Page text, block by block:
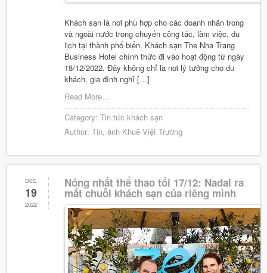
Khách sạn là nơi phù hợp cho các doanh nhân trong
và ngoài nước trong chuyến công tác, làm việc, du
lịch tại thành phố biển. Khách sạn The Nha Trang
Business Hotel chính thức đi vào hoạt động từ ngày
18/12/2022. Đây không chỉ là nơi lý tưởng cho du
khách, gia đình nghỉ […]
Read More…
Category:Tin tức khách sạn
Author:Tin, ảnh Khuê Việt Trường
DEC
19
2022
Nóng nhất thể thao tối 17/12: Nadal ra
mắt chuỗi khách sạn của riêng mình